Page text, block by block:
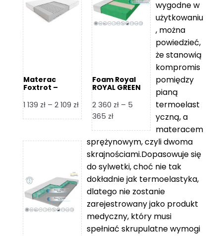
Materac
Foxtrot –
1 139 zł – 2 109 złZakres
cen:
1
139 zł
do
2
109 zł
Foam Royal
ROYAL GREEN
piankowy
2 360 zł – 5
365 złZakres
od
2
360 zł
5
365 zł
wygodne w
użytkowaniu
, można
powiedzieć,
że stanowią
kompromis
pomiędzy
pianą
termoelast
yczną, a
materacem
sprężynowym, czyli dwoma
skrajnościami.Dopasowuje się
do sylwetki, choć nie tak
dokładnie jak termoelastyka,
dlatego nie zostanie
zarejestrowany jako produkt
medyczny, który musi
spełniać skrupulatne wymogi